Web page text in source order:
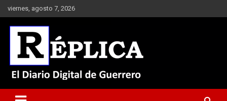
Saltar
al
contenido
viernes, agosto 7, 2026
Réplica